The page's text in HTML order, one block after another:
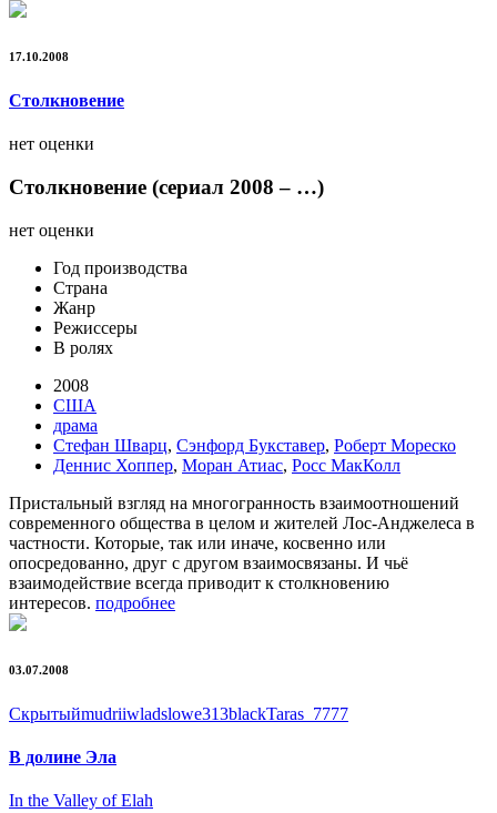
17.10.2008
Столкновение
нет оценки
Столкновение (сериал 2008 – …)
нет оценки
Год производства
Страна
Жанр
Режиссеры
В ролях
2008
США
драма
Стефан Шварц, Сэнфорд Букставер, Роберт Мореско
Деннис Хоппер, Моран Атиас, Росс МакКолл
Пристальный взгляд на многогранность взаимоотношений
современного общества в целом и жителей Лос-Анджелеса в
частности. Которые, так или иначе, косвенно или
опосредованно, друг с другом взаимосвязаны. И чьё
взаимодействие всегда приводит к столкновению
интересов. подробнее
03.07.2008
Скрытыйmudriiwladslowe313blackTaras_7777
В долине Эла
In the Valley of Elah